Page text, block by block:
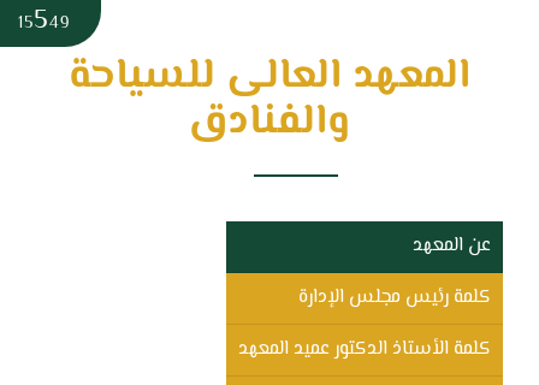
15549
المعهد العالى للسياحة
والفنادق
عن المعهد
كلمة رئيس مجلس الإدارة
كلمة الأستاذ الدكتور عميد المعهد